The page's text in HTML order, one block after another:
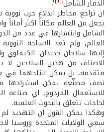
الدمار الشامل .
ان تراجع مخاطر اندلاع حرب
يجعل من العالم مكاناً اكثر أماناً
الشامل وانتشارها في عدد من
العالم, ولم تعد الاسلحة
إليها سلاحان جديدان:
الاصناف من هذين السلاحين لا
متقدمة, بل يمكن انتاجهما في
نصف مصنّعة يمكن استيرادها
للاستعمال المزدوج, اي صناعة
لحاجات تتعلق بالبحوث العلمية.
وهكذا يمكن القول ان التهديد لم
سعي الولايات المتحدة وروسيا